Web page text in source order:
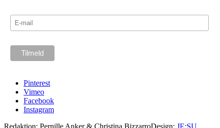
Pinterest
Vimeo
Facebook
Instagram